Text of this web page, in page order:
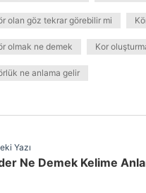
olan göz tekrar görebilir mi
olmak ne demek Kor
ne anlama gelir
Yazı
Ne Demek Kelime